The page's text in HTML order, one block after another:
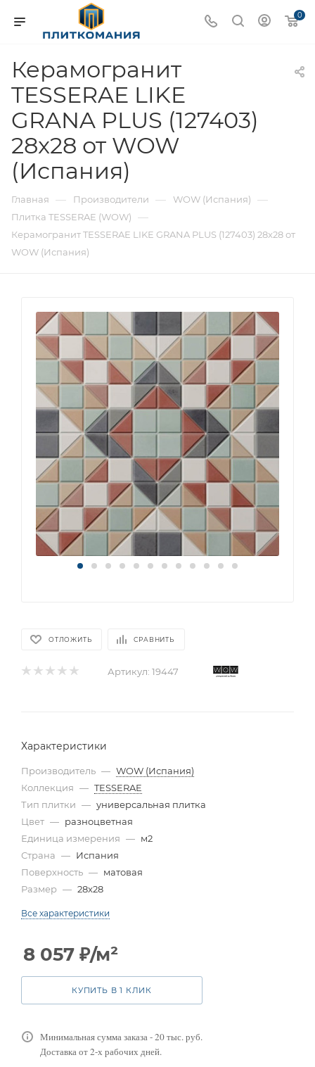
0
Керамогранит
TESSERAE LIKE
GRANA PLUS (127403)
28x28 от WOW
(Испания)
Главная — Производители — WOW (Испания) —
Плитка TESSERAE (WOW) —
Керамогранит TESSERAE LIKE GRANA PLUS (127403) 28x28 от
WOW (Испания)
ОТЛОЖИТЬ СРАВНИТЬ
Артикул: 19447
Характеристики
Производитель — WOW (Испания)
Коллекция — TESSERAE
Тип плитки — универсальная плитка
Цвет — разноцветная
Единица измерения — м2
Страна — Испания
Поверхность — матовая
Размер — 28x28
Все характеристики
8 057 ₽/м²
КУПИТЬ В 1 КЛИК
Минимальная сумма заказа - 20 тыс. руб.
Доставка от 2-х рабочих дней.